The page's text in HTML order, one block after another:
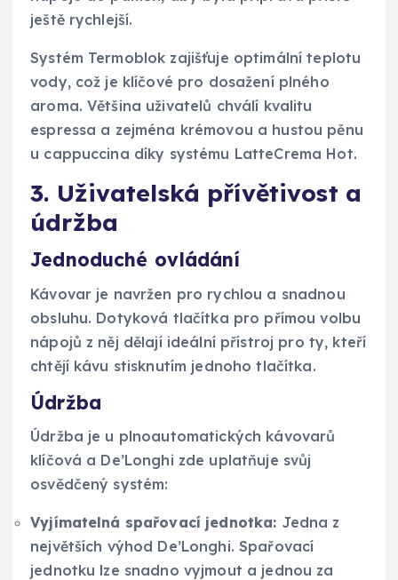
ještě rychlejší.
Systém Termoblok zajišťuje optimální teplotu
vody, což je klíčové pro dosažení plného
aroma. Většina uživatelů chválí kvalitu
espressa a zejména krémovou a hustou pěnu
u cappuccina díky systému LatteCrema Hot.
3. Uživatelská přívětivost a
údržba
Jednoduché ovládání
Kávovar je navržen pro rychlou a snadnou
obsluhu. Dotyková tlačítka pro přímou volbu
nápojů z něj dělají ideální přístroj pro ty, kteří
chtějí kávu stisknutím jednoho tlačítka.
Údržba
Údržba je u plnoautomatických kávovarů
klíčová a De’Longhi zde uplatňuje svůj
osvědčený systém:
Vyjímatelná spařovací jednotka: Jedna z
největších výhod De’Longhi. Spařovací
jednotku lze snadno vyjmout a jednou za